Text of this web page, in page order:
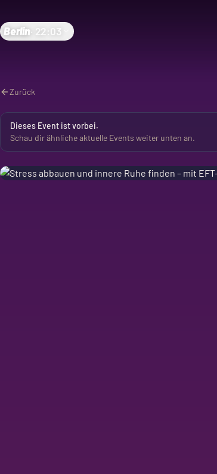
Berlin 22:03
Zurück
Dieses Event ist vorbei.
Schau dir ähnliche aktuelle Events weiter unten an.